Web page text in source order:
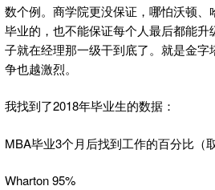
数个例。商学院更没保证，哪怕沃顿
毕业的，也不能保证每个人最后都能
子就在经理那一级干到底了。就是金
争也越激烈。
我找到了2018年毕业生的数据：
MBA毕业3个月后找到工作的百分比（
Wharton 95%